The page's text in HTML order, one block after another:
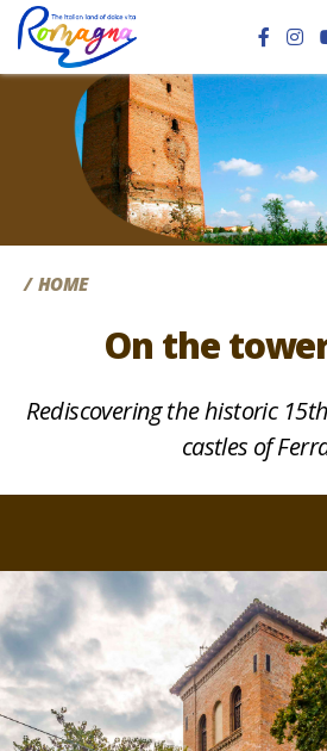
HOME
On the
Rediscovering the historic
castles of